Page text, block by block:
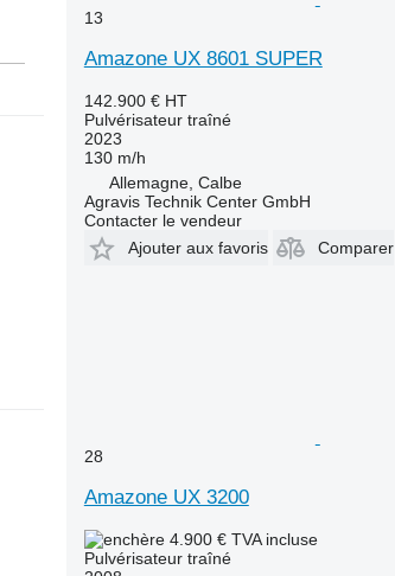
13
Amazone UX 8601 SUPER
142.900 € HT
Pulvérisateur traîné
2023
130 m/h
Allemagne, Calbe
Agravis Technik Center GmbH
Contacter le vendeur
Ajouter aux favoris
Comparer
28
Amazone UX 3200
4.900 € TVA incluse
Pulvérisateur traîné